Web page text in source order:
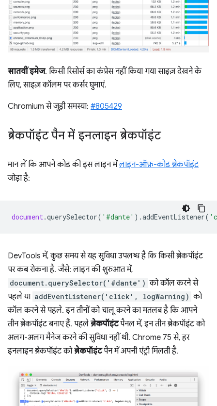
सातवीं इमेज. किसी रिसोर्स का कंप्रेस नहीं किया गया साइज़ देखने के
लिए, साइज़ कॉलम पर कर्सर घुमाएं.
Chromium से जुड़ी समस्या: #805429
ब्रेकपॉइंट पैन में इनलाइन ब्रेकपॉइंट
मान लें कि आपने कोड की इस लाइन मेंलाइन-ऑफ़-कोड ब्रेकपॉइंट
जोड़ा है:
document .querySelector( '#dante' ).addEventListener(
DevTools में, कुछ समय से यह सुविधा उपलब्ध है कि किसी ब्रेकपॉइंट
पर कब रोकना है. जैसे: लाइन की शुरुआत में,
document.querySelector('#dante') को कॉल करने से
पहले या addEventListener('click', logWarning) को
कॉल करने से पहले. इन तीनों को चालू करने का मतलब है कि आपने
तीन ब्रेकपॉइंट बनाए हैं. पहले ब्रेकपॉइंटपैनल में, इन तीन ब्रेकपॉइंट को
अलग-अलग मैनेज करने की सुविधा नहीं थी. Chrome 75 से, हर
इनलाइन ब्रेकपॉइंट कोब्रेकपॉइंटपैन में अपनी एंट्री मिलती है.